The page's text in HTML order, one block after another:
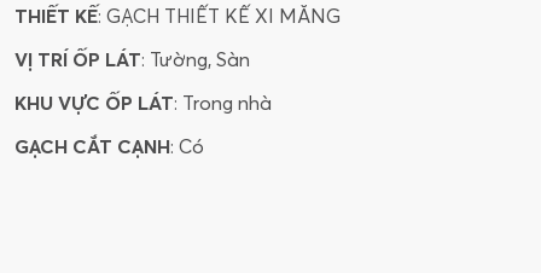
THIẾT KẾ: GẠCH THIẾT KẾ XI MĂNG
VỊ TRÍ ỐP LÁT: Tường, Sàn
KHU VỰC ỐP LÁT: Trong nhà
GẠCH CẮT CẠNH: Có